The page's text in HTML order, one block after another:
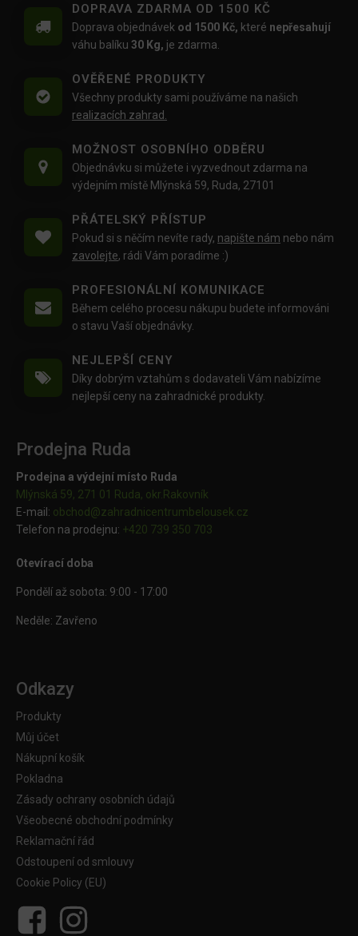
DOPRAVA ZDARMA OD 1500 KČ
Doprava objednávek od 1500 Kč, které nepřesahují
váhu balíku 30 Kg, je zdarma.
OVĚŘENÉ PRODUKTY
Všechny produkty sami používáme na našich
realizacích zahrad.
MOŽNOST OSOBNÍHO ODBĚRU
Objednávku si můžete i vyzvednout zdarma na
výdejním místě Mlýnská 59, Ruda, 27101
PŘÁTELSKÝ PŘÍSTUP
Pokud si s něčím nevíte rady, napište nám nebo nám
zavolejte, rádi Vám poradíme :)
PROFESIONÁLNÍ KOMUNIKACE
Během celého procesu nákupu budete informováni
o stavu Vaší objednávky.
NEJLEPŠÍ CENY
Díky dobrým vztahům s dodavateli Vám nabízíme
nejlepší ceny na zahradnické produkty.
Prodejna Ruda
Prodejna a výdejní místo Ruda
Mlýnská 59, 271 01 Ruda, okr.Rakovník
E-mail: obchod@zahradnicentrumbelousek.cz
Telefon na prodejnu: +420 739 350 703
Otevírací doba
Pondělí až sobota: 9:00 - 17:00
Neděle: Zavřeno
Odkazy
Produkty
Můj účet
Nákupní košík
Pokladna
Zásady ochrany osobních údajů
Všeobecné obchodní podmínky
Reklamační řád
Odstoupení od smlouvy
Cookie Policy (EU)